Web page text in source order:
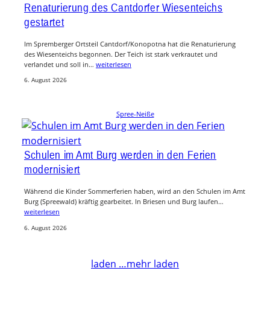
Renaturierung des Cantdorfer Wiesenteichs
gestartet
Im Spremberger Ortsteil Cantdorf/Konopotna hat die Renaturierung
des Wiesenteichs begonnen. Der Teich ist stark verkrautet und
verlandet und soll in… weiterlesen
6. August 2026
Spree-Neiße
Schulen im Amt Burg werden in den Ferien
modernisiert
Während die Kinder Sommerferien haben, wird an den Schulen im Amt
Burg (Spreewald) kräftig gearbeitet. In Briesen und Burg laufen…
weiterlesen
6. August 2026
laden …mehr laden